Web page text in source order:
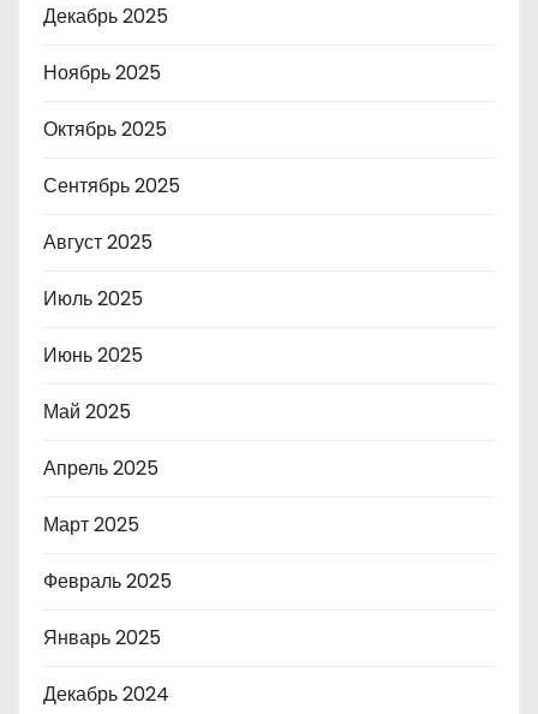
Декабрь 2025
Ноябрь 2025
Октябрь 2025
Сентябрь 2025
Август 2025
Июль 2025
Июнь 2025
Май 2025
Апрель 2025
Март 2025
Февраль 2025
Январь 2025
Декабрь 2024